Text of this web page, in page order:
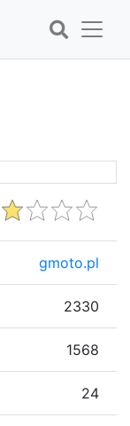
gmoto.pl
2330
1568
24